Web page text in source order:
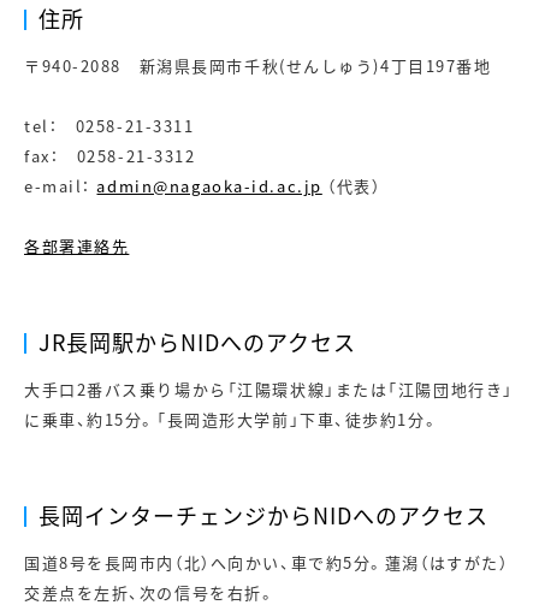
住所
〒940-2088 新潟県長岡市千秋(せんしゅう)4丁目197番地
tel： 0258-21-3311
fax： 0258-21-3312
e-mail：admin@nagaoka-id.ac.jp （代表）
各部署連絡先
JR長岡駅からNIDへのアクセス
大手口2番バス乗り場から「江陽環状線」または「江陽団地行き」
に乗車、約15分。「長岡造形大学前」下車、徒歩約1分。
長岡インターチェンジからNIDへのアクセス
国道8号を長岡市内（北）へ向かい、車で約5分。蓮潟（はすがた）
交差点を左折、次の信号を右折。